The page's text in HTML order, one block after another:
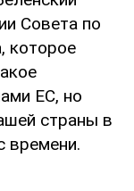
Совета по
которое
ЕС, но
страны в
времени.